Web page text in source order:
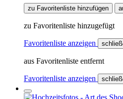
zu Favoritenliste hinzufügen
zu Favoritenliste hinzugefügt
Favoritenliste anzeigen
aus Favoritenliste entfernt
Favoritenliste anzeigen